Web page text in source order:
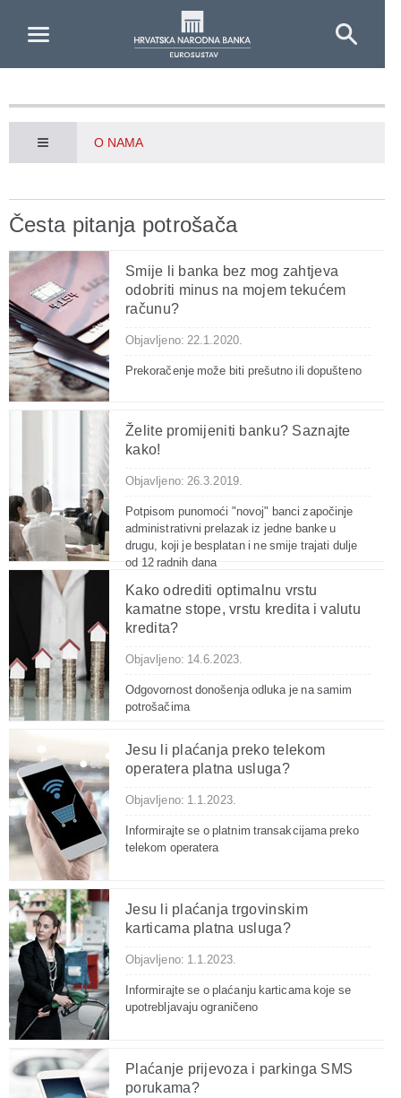
O NAMA
Česta pitanja potrošača
Smije li banka bez mog zahtjeva
odobriti minus na mojem tekućem
računu?
Objavljeno: 22.1.2020.
Prekoračenje može biti prešutno ili dopušteno
Želite promijeniti banku? Saznajte
kako!
Objavljeno: 26.3.2019.
Potpisom punomoći "novoj" banci započinje
administrativni prelazak iz jedne banke u
drugu, koji je besplatan i ne smije trajati dulje
od 12 radnih dana
Kako odrediti optimalnu vrstu
kamatne stope, vrstu kredita i valutu
kredita?
Objavljeno: 14.6.2023.
Odgovornost donošenja odluka je na samim
potrošačima
Jesu li plaćanja preko telekom
operatera platna usluga?
Objavljeno: 1.1.2023.
Informirajte se o platnim transakcijama preko
telekom operatera
Jesu li plaćanja trgovinskim
karticama platna usluga?
Objavljeno: 1.1.2023.
Informirajte se o plaćanju karticama koje se
upotrebljavaju ograničeno
Plaćanje prijevoza i parkinga SMS
porukama?